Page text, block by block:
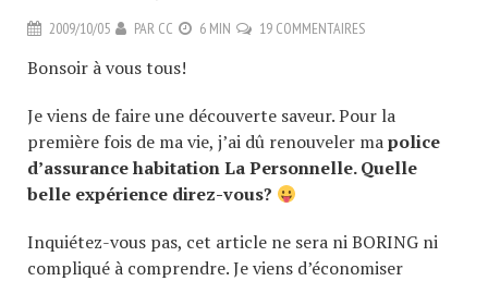
2009/10/05 PAR CC 6 MIN 19 COMMENTAIRES
Bonsoir à vous tous!
Je viens de faire une découverte saveur. Pour la
première fois de ma vie, j’ai dû renouveler mapolice
d’assurance habitation La Personnelle. Quelle
belle expérience direz-vous?
Inquiétez-vous pas, cet article ne sera ni BORING ni
compliqué à comprendre. Je viens d’économiser